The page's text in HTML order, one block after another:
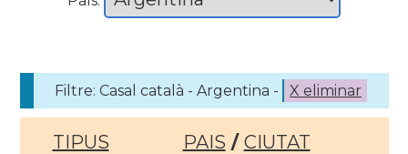
Filtre: Casal català - Argentina - X eliminar
TIPUS PAIS / CIUTAT